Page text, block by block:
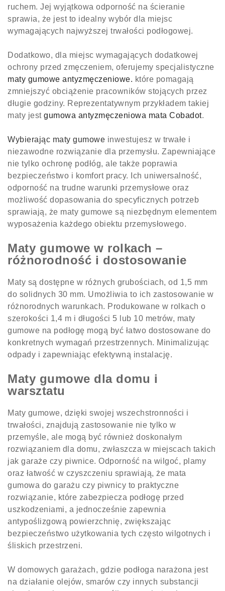
ruchem. Jej wyjątkowa odporność na ścieranie
sprawia, że jest to idealny wybór dla miejsc
wymagających najwyższej trwałości podłogowej.
Dodatkowo, dla miejsc wymagających dodatkowej
ochrony przed zmęczeniem, oferujemy specjalistyczne
maty gumowe antyzmęczeniowe. które pomagają
zmniejszyć obciążenie pracowników stojących przez
długie godziny. Reprezentatywnym przykładem takiej
maty jest gumowa antyzmęczeniowa mata Cobadot.
Wybierając maty gumowe inwestujesz w trwałe i
niezawodne rozwiązanie dla przemysłu. Zapewniające
nie tylko ochronę podłóg, ale także poprawia
bezpieczeństwo i komfort pracy. Ich uniwersalność,
odporność na trudne warunki przemysłowe oraz
możliwość dopasowania do specyficznych potrzeb
sprawiają, że maty gumowe są niezbędnym elementem
wyposażenia każdego obiektu przemysłowego.
Maty gumowe w rolkach –
różnorodność i dostosowanie
Maty są dostępne w różnych grubościach, od 1,5 mm
do solidnych 30 mm. Umożliwia to ich zastosowanie w
różnorodnych warunkach. Produkowane w rolkach o
szerokości 1,4 m i długości 5 lub 10 metrów, maty
gumowe na podłogę mogą być łatwo dostosowane do
konkretnych wymagań przestrzennych. Minimalizując
odpady i zapewniając efektywną instalację.
Maty gumowe dla domu i
warsztatu
Maty gumowe, dzięki swojej wszechstronności i
trwałości, znajdują zastosowanie nie tylko w
przemyśle, ale mogą być również doskonałym
rozwiązaniem dla domu, zwłaszcza w miejscach takich
jak garaże czy piwnice. Odporność na wilgoć, plamy
oraz łatwość w czyszczeniu sprawiają, że mata
gumowa do garażu czy piwnicy to praktyczne
rozwiązanie, które zabezpiecza podłogę przed
uszkodzeniami, a jednocześnie zapewnia
antypoślizgową powierzchnię, zwiększając
bezpieczeństwo użytkowania tych często wilgotnych i
śliskich przestrzeni.
W domowych garażach, gdzie podłoga narażona jest
na działanie olejów, smarów czy innych substancji